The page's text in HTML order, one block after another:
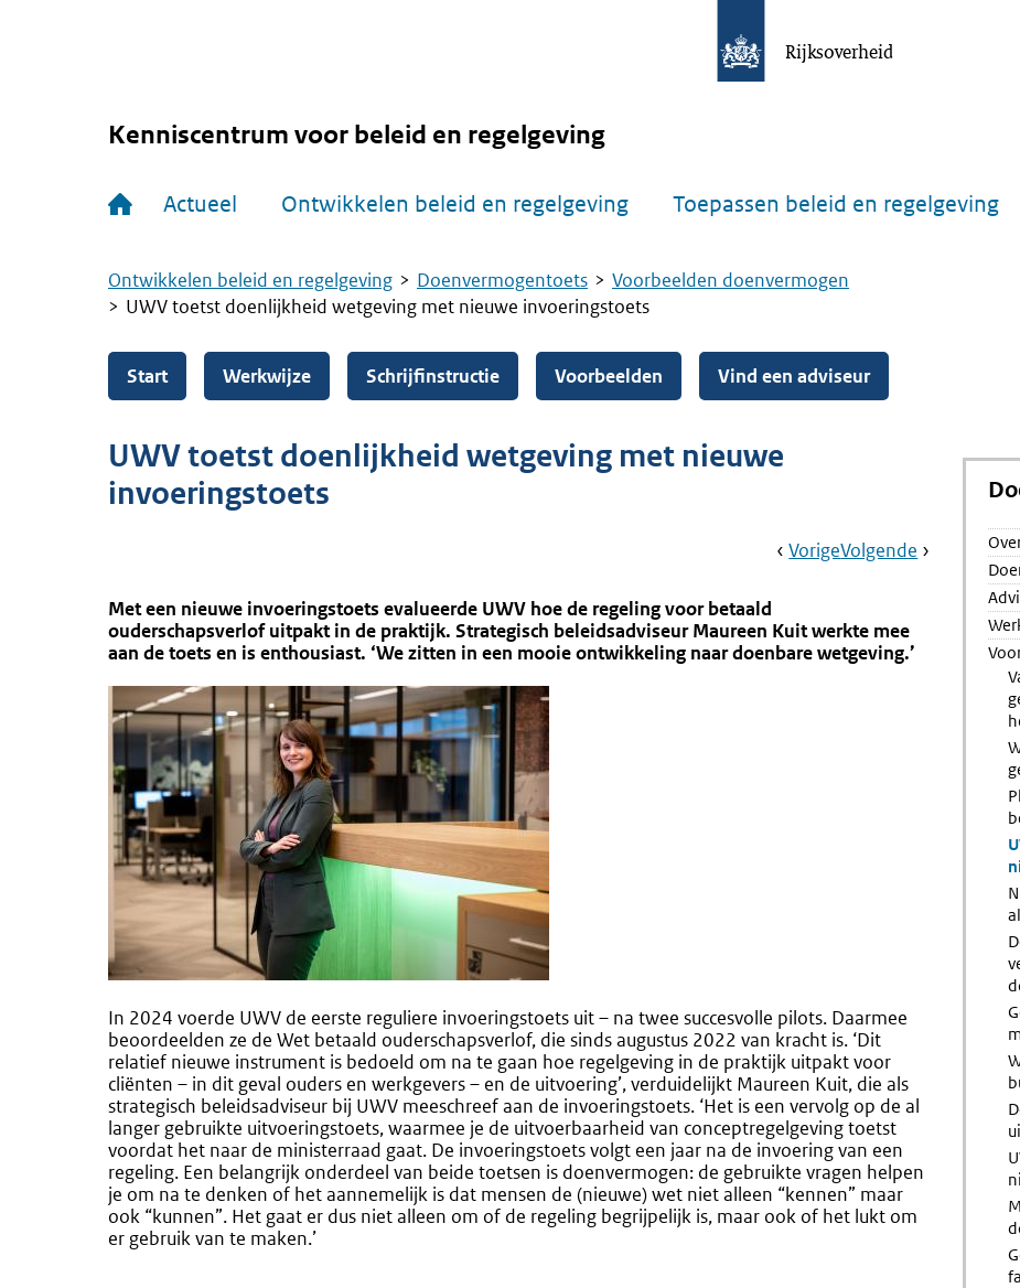
Rijksoverheid
Kenniscentrum voor beleid en regelgeving
Actueel Ontwikkelen beleid en regelgeving Toepassen beleid en regelgeving
Kruimelpad
Ontwikkelen beleid en regelgeving Doenvermogentoets
Voorbeelden doenvermogen
UWV toetst doenlijkheid wetgeving met nieuwe invoeringstoets
Start Werkwijze Schrijfinstructie Voorbeelden Vind een adviseur
UWV toetst doenlijkheid wetgeving met nieuwe
invoeringstoets
Book
Ga
VorigePagina:
Doelgroepen
Beter
Ga
Volgende Pagina:
Verbeteren
Met een nieuwe invoeringstoets evalueerde UWV hoe de regeling voor betaald
ouderschapsverlof uitpakt in de praktijk. Strategisch beleidsadviseur Maureen Kuit werkte mee
aan de toets en is enthousiast. ‘We zitten in een mooie ontwikkeling naar doenbare wetgeving.’
Afbeelding
In 2024 voerde UWV de eerste reguliere invoeringstoets uit – na twee succesvolle pilots. Daarmee
beoordeelden ze de Wet betaald ouderschapsverlof, die sinds augustus 2022 van kracht is. ‘Dit
relatief nieuwe instrument is bedoeld om na te gaan hoe regelgeving in de praktijk uitpakt voor
cliënten – in dit geval ouders en werkgevers – en de uitvoering’, verduidelijkt Maureen Kuit, die als
strategisch beleidsadviseur bij UWV meeschreef aan de invoeringstoets. ‘Het is een vervolg op de al
langer gebruikte uitvoeringstoets, waarmee je de uitvoerbaarheid van conceptregelgeving toetst
voordat het naar de ministerraad gaat. De invoeringstoets volgt een jaar na de invoering van een
regeling. Een belangrijk onderdeel van beide toetsen is doenvermogen: de gebruikte vragen helpen
je om na te denken of het aannemelijk is dat mensen de (nieuwe) wet niet alleen “kennen” maar
ook “kunnen”. Het gaat er dus niet alleen om of de regeling begrijpelijk is, maar ook of het lukt om
er gebruik van te maken.’